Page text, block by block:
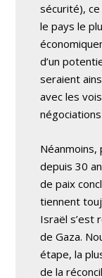
sécurité),
le pays le
d’un
seraient
avec les
Néanmoins,
depuis 30
de paix
tiennent
Israël s’est
de Gaza.
étape, la
de la